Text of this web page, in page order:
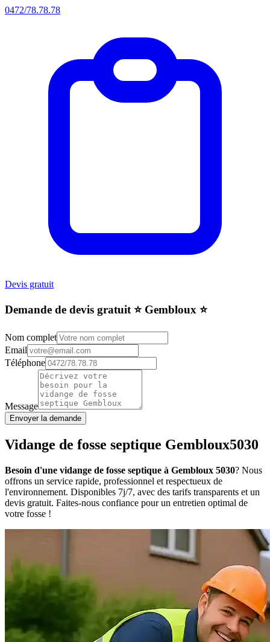
0472/78.78.78
Devis gratuit
Demande de devis gratuit ⭐️ Gembloux ⭐️
Nom complet
Email
Téléphone
Message
Envoyer la demande
Vidange de fosse septique Gembloux5030
Besoin d'une vidange de fosse septique à Gembloux 5030? Nous
offrons un service rapide, professionnel et respectueux de
l'environnement. Disponibles 7j/7, avec des tarifs transparents et un
devis gratuit. Faites-nous confiance pour un entretien optimal de
votre fosse !